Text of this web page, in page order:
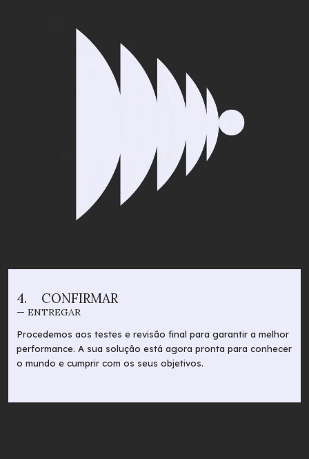
4. CONFIRMAR
— ENTREGAR
Procedemos aos testes e revisão final para garantir a melhor
performance. A sua solução está agora pronta para conhecer
o mundo e cumprir com os seus objetivos.